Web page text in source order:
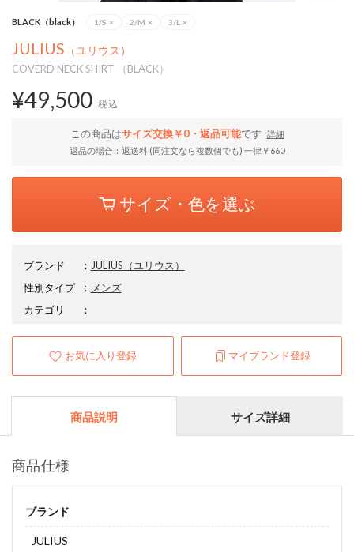
BLACK（black） 1/S × 2/M × 3/L ×
JULIUS （ユリウス）
COVERD NECK SHIRT （BLACK）
¥49,500 税込
この商品はサイズ交換￥0・返品可能です
詳細
返品の場合：返送料 (同注文なら複数個でも) 一律￥660
サイズ・色を選ぶ
ブランド ： JULIUS （ユリウス）
性別タイプ
： メンズ
カテゴリ
：
お気に入り登録 マイブランド登録
商品説明 サイズ詳細
商品仕様
ブランド
JULIUS